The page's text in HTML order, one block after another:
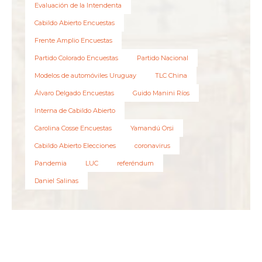
Evaluación de la Intendenta
Cabildo Abierto Encuestas
Frente Amplio Encuestas
Partido Colorado Encuestas Partido Nacional
Modelos de automóviles Uruguay TLC China
Álvaro Delgado Encuestas Guido Manini Ríos
Interna de Cabildo Abierto
Carolina Cosse Encuestas Yamandú Orsi
Cabildo Abierto Elecciones coronavirus
Pandemia LUC referéndum
Daniel Salinas